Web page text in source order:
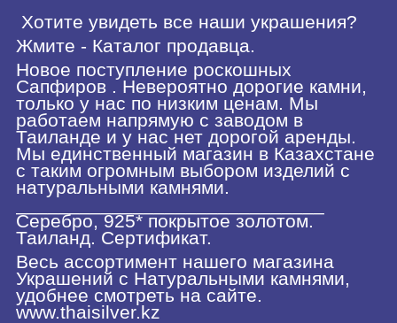
Хотите увидеть все наши украшения?
Жмите - Каталог продавца.
Новое поступление роскошных
Сапфиров . Невероятно дорогие камни,
только у нас по низким ценам. Мы
работаем напрямую с заводом в
Таиланде и у нас нет дорогой аренды.
Мы единственный магазин в Казахстане
с таким огромным выбором изделий с
натуральными камнями.
_____________________________
Серебро, 925* покрытое золотом.
Таиланд. Сертификат.
Весь ассортимент нашего магазина
Украшений с Натуральными камнями,
удобнее смотреть на сайте.
www.thaisilver.kz